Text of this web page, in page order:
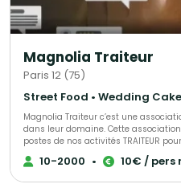
Magnolia Traiteur
Paris 12 (75)
Street Food • Wedding
Magnolia Traiteur c’est une
dans leur domaine. Cette association nous permet de mutualiser certains
postes de nos activités TRAITEUR
plus performant à tous les niveaux, LES AVANTAGES pour mieux vous
servir : - Un standard commun pour une réponse immédiate à vos10-2000 • 10€ / pers